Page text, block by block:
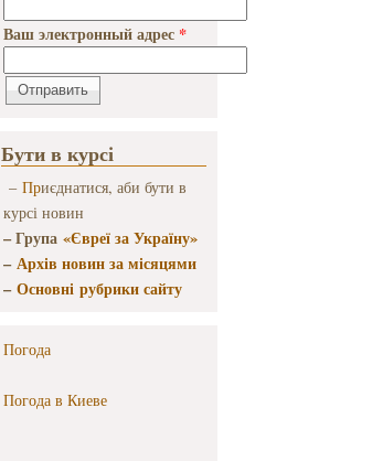
Ваш электронный адрес *
Бути в курсі
– Приєднатися, аби бути в
курсі новин
– Група «Євреї за Україну»
–Архів новин за місяцями
–Основні рубрики сайту
Погода
Погода в Киеве